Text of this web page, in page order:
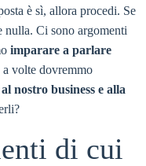
è sì, allora procedi. Se
nulla. Ci sono argomenti
imparare a parlare
a volte dovremmo
nostro business e alla
di cui